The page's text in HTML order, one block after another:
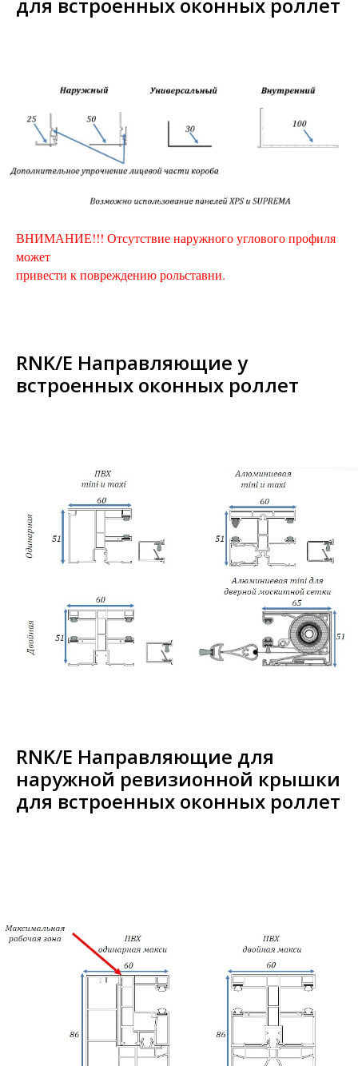
ВНИМАНИЕ!!! Отсутствие наружного углового профиля
может
привести к повреждению рольставни.
RNK/E Направляющие у
встроенных оконных роллет
RNK/E Направляющие для
наружной ревизионной крышки
для встроенных оконных роллет